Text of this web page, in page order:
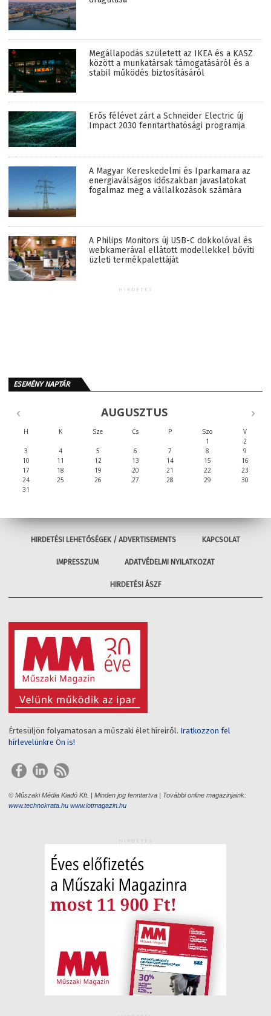
Megállapodás született az IKEA és a KASZ
között a munkatársak támogatásáról és a
stabil működés biztosításáról
Erős félévet zárt a Schneider Electric új
Impact 2030 fenntarthatósági programja
A Magyar Kereskedelmi és Iparkamara az
energiaválságos időszakban javaslatokat
fogalmaz meg a vállalkozások számára
A Philips Monitors új USB-C dokkolóval és
webkamerával ellátott modellekkel bővíti
üzleti termékpalettáját
HIRDETÉS
ESEMÉNY NAPTÁR
AUGUSZTUS
H K Sze Cs P Szo
V
1
2
3
4 5 6 7 8
9
10
11 12 13 14 15
16
17
18 19 20 21 22
23
24
25 26 27 28 29
30
31
HIRDETÉSI LEHETŐSÉGEK / ADVERTISEMENTS KAPCSOLAT
IMPRESSZUM ADATVÉDELMI NYILATKOZAT
HIRDETÉSI ÁSZF
Értesüljön folyamatosan a műszaki élet híreiről. Iratkozzon fel
hírlevelünkre Ön is!
© Műszaki Média Kiadó Kft. | Minden jog fenntartva | További online magazinjaink:
www.technokrata.hu www.iotmagazin.hu
HIRDETÉS